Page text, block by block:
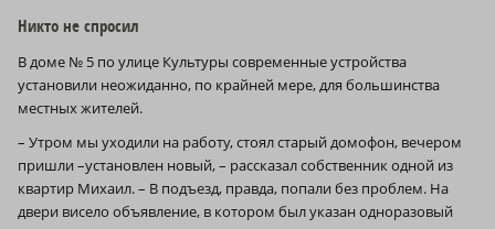
Никто не спросил
В доме № 5 по улице Культуры современные устройства
установили неожиданно, по крайней мере, для большинства
местных жителей.
– Утром мы уходили на работу, стоял старый домофон, вечером
пришли –установлен новый, – рассказал собственник одной из
квартир Михаил. – В подъезд, правда, попали без проблем. На
двери висело объявление, в котором был указан одноразовый